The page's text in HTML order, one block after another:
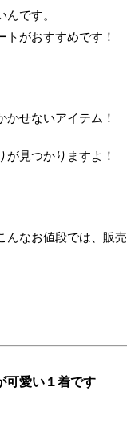
です。
がおすすめです！
せないアイテム！
見つかりますよ！
んなお値段では、販売
可愛い１着です